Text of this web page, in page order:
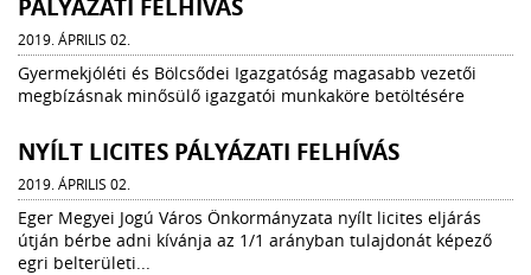
PÁLYÁZATI FELHÍVÁS
2019. ÁPRILIS 02.
Gyermekjóléti és Bölcsődei Igazgatóság magasabb vezetői
megbízásnak minősülő igazgatói munkaköre betöltésére
NYÍLT LICITES PÁLYÁZATI FELHÍVÁS
2019. ÁPRILIS 02.
Eger Megyei Jogú Város Önkormányzata nyílt licites eljárás
útján bérbe adni kívánja az 1/1 arányban tulajdonát képező
egri belterületi...